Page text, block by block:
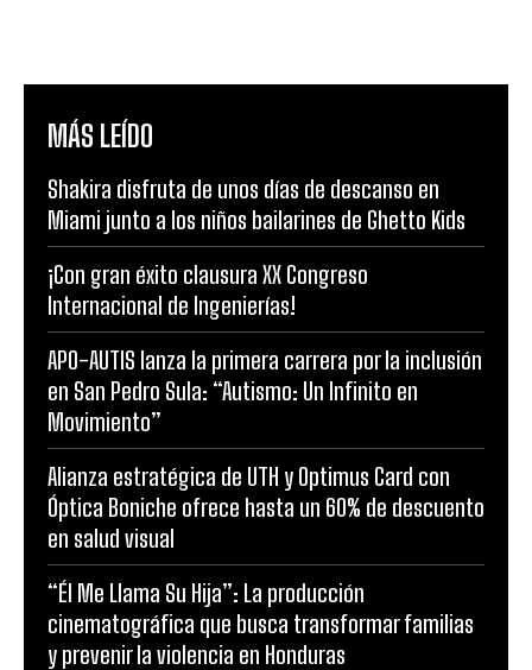
MÁS LEÍDO
Shakira disfruta de unos días de descanso en
Miami junto a los niños bailarines de Ghetto Kids
¡Con gran éxito clausura XX Congreso
Internacional de Ingenierías!
APO-AUTIS lanza la primera carrera por la inclusión
en San Pedro Sula: “Autismo: Un Infinito en
Movimiento”
Alianza estratégica de UTH y Optimus Card con
Óptica Boniche ofrece hasta un 60% de descuento
en salud visual
“Él Me Llama Su Hija”: La producción
cinematográfica que busca transformar familias
y prevenir la violencia en Honduras